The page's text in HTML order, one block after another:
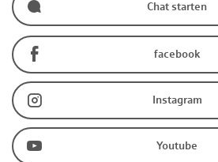
Chat starten
facebook
Instagram
Youtube